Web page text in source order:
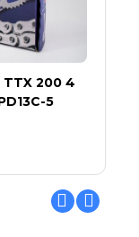
TTX 200 4
5